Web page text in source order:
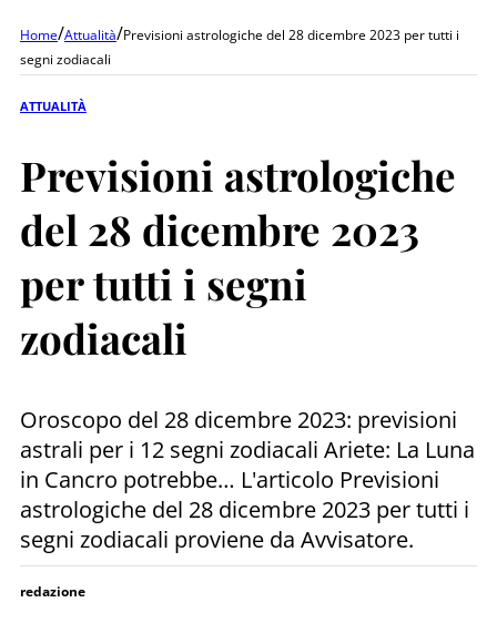
Home/Attualità/Previsioni astrologiche del 28 dicembre 2023 per tutti i
segni zodiacali
ATTUALITÀ
Previsioni astrologiche
del 28 dicembre 2023
per tutti i segni
zodiacali
Oroscopo del 28 dicembre 2023: previsioni
astrali per i 12 segni zodiacali Ariete: La Luna
in Cancro potrebbe… L'articolo Previsioni
astrologiche del 28 dicembre 2023 per tutti i
segni zodiacali proviene da Avvisatore.
redazione